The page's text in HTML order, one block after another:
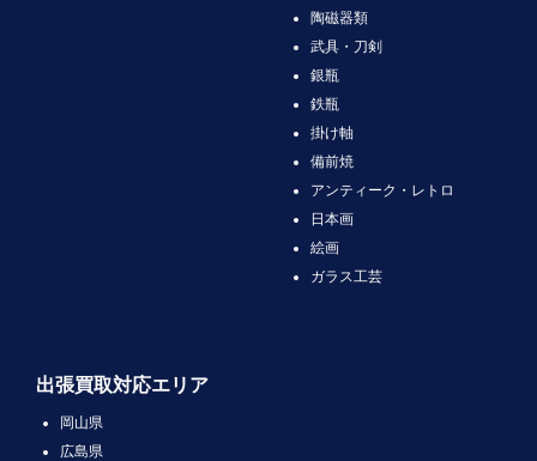
陶磁器類
武具・刀剣
銀瓶
鉄瓶
掛け軸
備前焼
アンティーク・レトロ
日本画
絵画
ガラス工芸
出張買取対応エリア
岡山県
広島県